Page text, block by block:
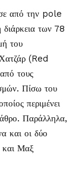
από την pole
των 78
του
(Red
τους
Πίσω του
περιμένει
Παράλληλα,
και οι δύο
και Μαξ